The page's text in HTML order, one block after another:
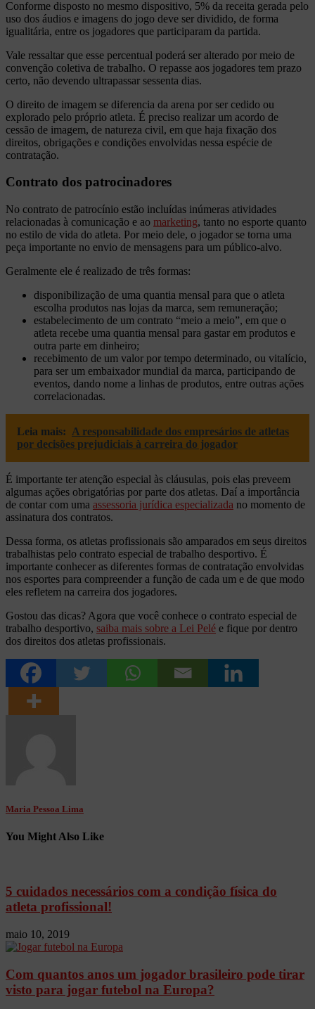
Conforme disposto no mesmo dispositivo, 5% da receita gerada pelo
uso dos áudios e imagens do jogo deve ser dividido, de forma
igualitária, entre os jogadores que participaram da partida.
Vale ressaltar que esse percentual poderá ser alterado por meio de
convenção coletiva de trabalho. O repasse aos jogadores tem prazo
certo, não devendo ultrapassar sessenta dias.
O direito de imagem se diferencia da arena por ser cedido ou
explorado pelo próprio atleta. É preciso realizar um acordo de
cessão de imagem, de natureza civil, em que haja fixação dos
direitos, obrigações e condições envolvidas nessa espécie de
contratação.
Contrato dos patrocinadores
No contrato de patrocínio estão incluídas inúmeras atividades
relacionadas à comunicação e ao marketing, tanto no esporte quanto
no estilo de vida do atleta. Por meio dele, o jogador se torna uma
peça importante no envio de mensagens para um público-alvo.
Geralmente ele é realizado de três formas:
disponibilização de uma quantia mensal para que o atleta
escolha produtos nas lojas da marca, sem remuneração;
estabelecimento de um contrato “meio a meio”, em que o
atleta recebe uma quantia mensal para gastar em produtos e
outra parte em dinheiro;
recebimento de um valor por tempo determinado, ou vitalício,
para ser um embaixador mundial da marca, participando de
eventos, dando nome a linhas de produtos, entre outras ações
correlacionadas.
Leia mais: A responsabilidade dos empresários de atletas
por decisões prejudiciais à carreira do jogador
É importante ter atenção especial às cláusulas, pois elas preveem
algumas ações obrigatórias por parte dos atletas. Daí a importância
de contar com uma assessoria jurídica especializada no momento de
assinatura dos contratos.
Dessa forma, os atletas profissionais são amparados em seus direitos
trabalhistas pelo contrato especial de trabalho desportivo. É
importante conhecer as diferentes formas de contratação envolvidas
nos esportes para compreender a função de cada um e de que modo
eles refletem na carreira dos jogadores.
Gostou das dicas? Agora que você conhece o contrato especial de
trabalho desportivo, saiba mais sobre a Lei Pelé e fique por dentro
dos direitos dos atletas profissionais.
Maria Pessoa Lima
You Might Also Like
5 cuidados necessários com a condição física do
atleta profissional!
maio 10, 2019
Com quantos anos um jogador brasileiro pode tirar
visto para jogar futebol na Europa?